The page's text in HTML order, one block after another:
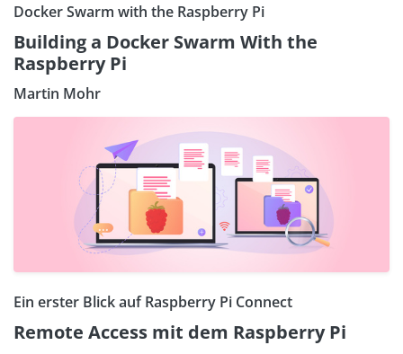
Docker Swarm with the Raspberry Pi
Building a Docker Swarm With the
Raspberry Pi
Martin Mohr
Ein erster Blick auf Raspberry Pi Connect
Remote Access mit dem Raspberry Pi